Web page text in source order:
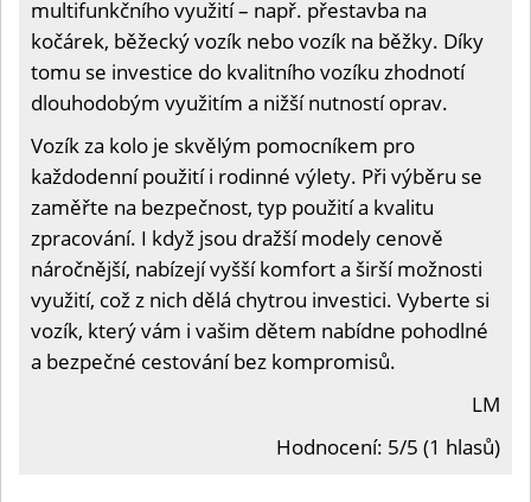
multifunkčního využití – např. přestavba na
kočárek, běžecký vozík nebo vozík na běžky. Díky
tomu se investice do kvalitního vozíku zhodnotí
dlouhodobým využitím a nižší nutností oprav.
Vozík za kolo je skvělým pomocníkem pro
každodenní použití i rodinné výlety. Při výběru se
zaměřte na bezpečnost, typ použití a kvalitu
zpracování. I když jsou dražší modely cenově
náročnější, nabízejí vyšší komfort a širší možnosti
využití, což z nich dělá chytrou investici. Vyberte si
vozík, který vám i vašim dětem nabídne pohodlné
a bezpečné cestování bez kompromisů.
LM
Hodnocení: 5/5 (1 hlasů)